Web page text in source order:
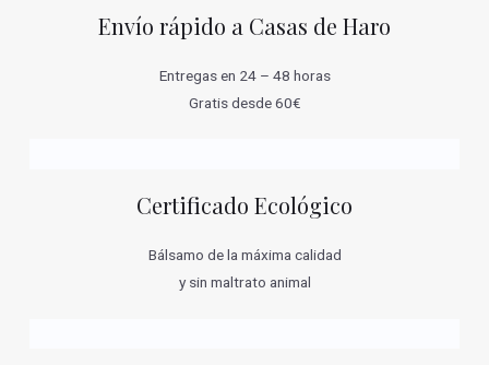
Envío rápido a Casas de Haro
Entregas en 24 – 48 horas
Gratis desde 60€
Certificado Ecológico
Bálsamo de la máxima calidad
y sin maltrato animal